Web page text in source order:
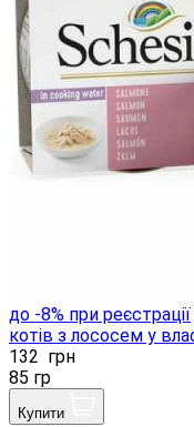
до -8% при реєстрації
котів з лососем у
132 грн
85 гр
Купити